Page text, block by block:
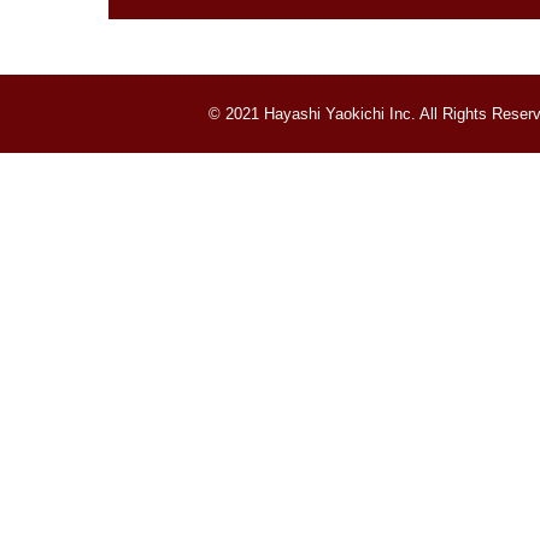
© 2021 Hayashi Yaokichi Inc. All Rights